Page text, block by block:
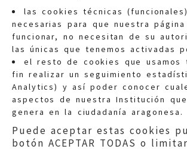
las cookies técnicas
necesarias para que nuestra página
funcionar, no necesitan de su
las únicas que tenemos activadas
el resto de cookies que usamos
fin realizar un seguimiento
Analytics) y así poder conocer
aspectos de nuestra Institución
genera en la ciudadanía aragonesa.
Puede aceptar estas cookies
botón ACEPTAR TODAS o
Quejas:
Información
Teléfonos:900 210 210/